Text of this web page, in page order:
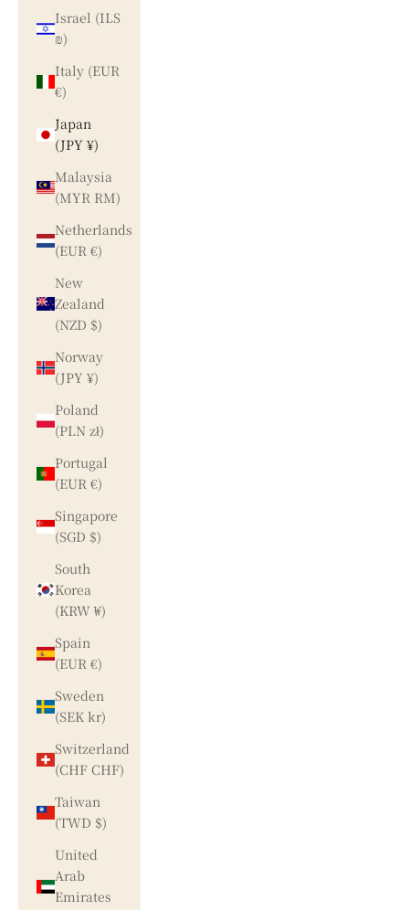
Israel (ILS
₪)
Italy (EUR
€)
Japan
(JPY ¥)
Malaysia
(MYR RM)
Netherlands
(EUR €)
New
Zealand
(NZD $)
Norway
(JPY ¥)
Poland
(PLN zł)
Portugal
(EUR €)
Singapore
(SGD $)
South
Korea
(KRW ₩)
Spain
(EUR €)
Sweden
(SEK kr)
Switzerland
(CHF CHF)
Taiwan
(TWD $)
United
Arab
Emirates